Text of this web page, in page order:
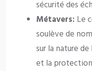
sécurité des
Métavers: Le
soulève de
sur la nature
et la